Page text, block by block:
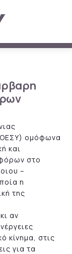
ομόφωνα
και
στο
–
η
της
αν
κίνημα, στις
για τα